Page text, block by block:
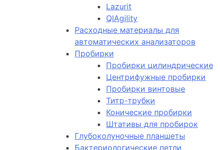
Lazurit
QIAgility
Расходные материалы для
автоматических анализаторов
Пробирки
Пробирки цилиндрические
Центрифужные пробирки
Пробирки винтовые
Титр-трубки
Конические пробирки
Штативы для пробирок
Глубоколуночные планшеты
Бактериологические петли